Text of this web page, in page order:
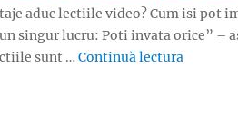
aduc lectiile video? Cum isi pot
singur lucru: Poti invata orice” –
sunt … Continuă lectura